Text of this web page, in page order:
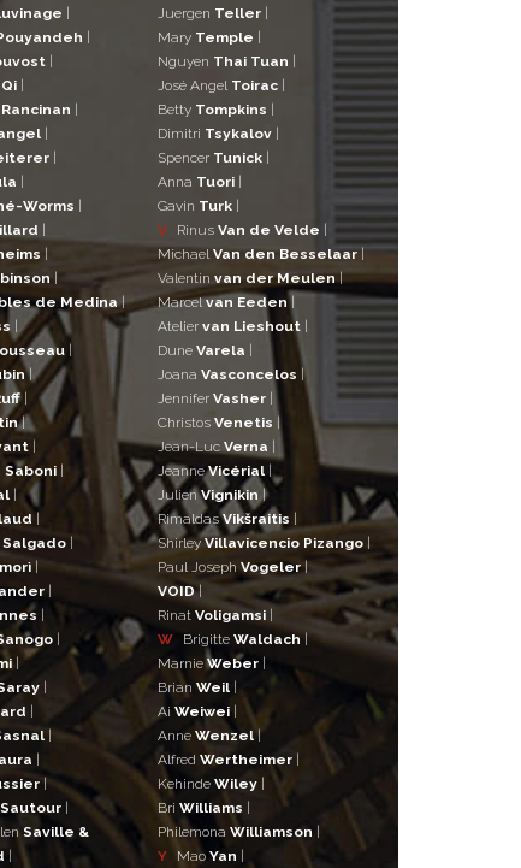
Qi
Rancinan
Worms
|
de Medina|
|
|
|
Saboni
Salgado
|
Sautour
Saville &
Juergen Teller
Mary Temple
Nguyen Thai Tuan
José Angel Toirac
Betty Tompkins
Dimitri Tsykalov
Spencer Tunick
Anna Tuori
Gavin Turk
V
Rinus Van de Velde
MichaelVan den Besselaar|
Valentin van der Meulen|
Marcelvan Eeden
Atelier van Lieshout
Dune Varela
Joana Vasconcelos |
Jennifer Vasher
Christos Venetis
Jean-Luc Verna
JeanneVicérial
JulienVignikin |
RimaldasVikšraitis
ShirleyVillavicencio Pizango
Paul Joseph Vogeler
VOID|
Rinat Voligamsi
W
Brigitte Waldach|
Marnie Weber
Brian Weil
Ai Weiwei
Anne Wenzel|
Alfred Wertheimer
Kehinde Wiley
Bri Williams
Philemona Williamson
Y
Mao Yan